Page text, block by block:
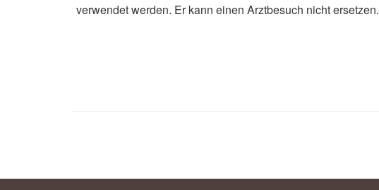
verwendet werden. Er kann einen Arztbesuch nicht ersetzen.